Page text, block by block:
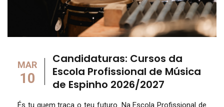
MAR
10
Candidaturas: Cursos da
Escola Profissional de Música
de Espinho 2026/2027
És tu quem traça o teu futuro. Na Escola Profissional de